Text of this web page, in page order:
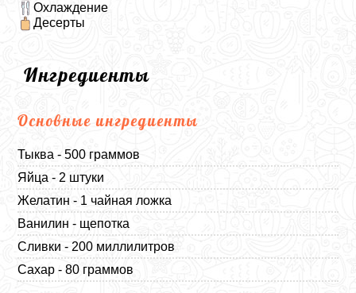
Охлаждение
Десерты
Ингредиенты
Основные ингредиенты
Тыква - 500 граммов
Яйца - 2 штуки
Желатин - 1 чайная ложка
Ванилин - щепотка
Сливки - 200 миллилитров
Сахар - 80 граммов